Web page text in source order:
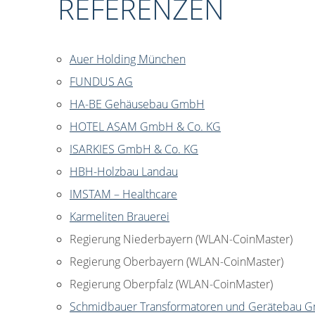
REFERENZEN
Auer Holding München
FUNDUS AG
HA-BE Gehäusebau GmbH
HOTEL ASAM GmbH & Co. KG
ISARKIES GmbH & Co. KG
HBH-Holzbau Landau
IMSTAM – Healthcare
Karmeliten Brauerei
Regierung Niederbayern (WLAN-CoinMaster)
Regierung Oberbayern (WLAN-CoinMaster)
Regierung Oberpfalz (WLAN-CoinMaster)
Schmidbauer Transformatoren und Gerätebau